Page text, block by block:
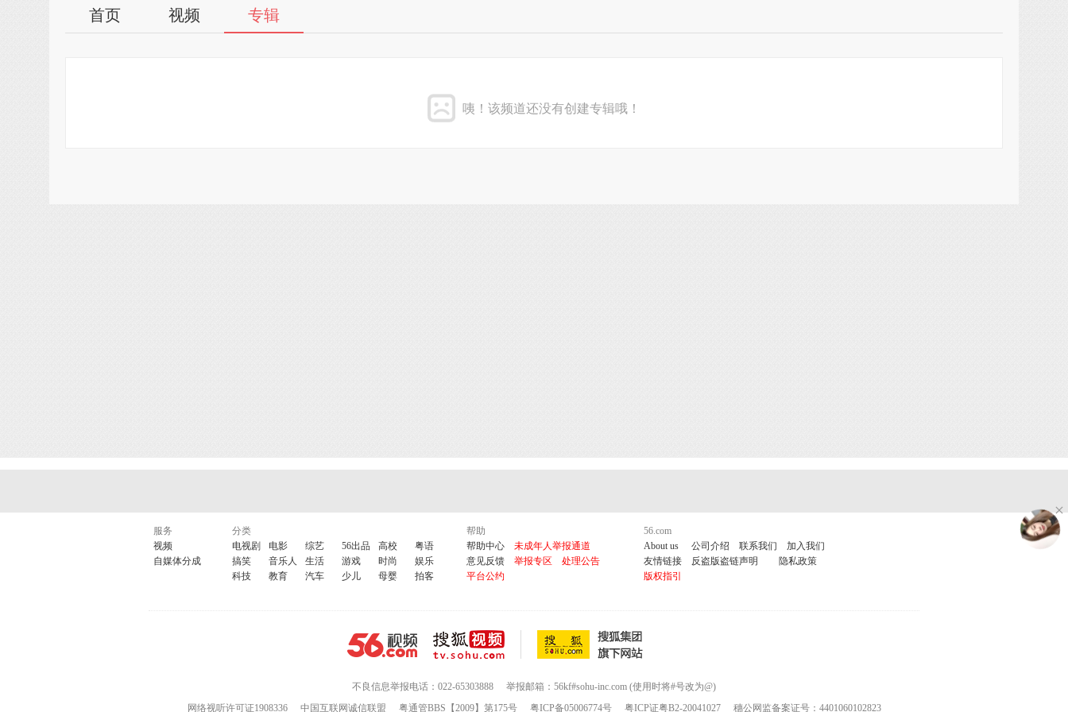
首页 视频 专辑
咦！该频道还没有创建专辑哦！
服务
视频
自媒体分成
分类
电视剧
电影 综艺 56出品 高校
粤语
搞笑
音乐人 生活 游戏 时尚
娱乐
科技
教育 汽车 少儿 母婴 拍客
帮助
帮助中心
未成年人举报通道
意见反馈
举报专区
处理公告
平台公约
56.com
About us
公司介绍 联系我们
加入我们
友情链接
反盗版盗链声明
隐私政策
版权指引
不良信息举报电话：022-65303888
举报邮箱：56kf#sohu-inc.com (使用时将#号改为@)
网络视听许可证1908336
中国互联网诚信联盟 粤通管BBS【2009】第175号 粤ICP备05006774号 粤ICP证粤B2-20041027 穗公网监备案证号：4401060102823